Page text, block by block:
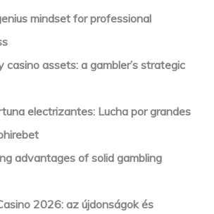
mindset for professional
casino assets: a gambler’s strategic
electrizantes: Lucha por grandes
advantages of solid gambling
2026: az újdonságok és